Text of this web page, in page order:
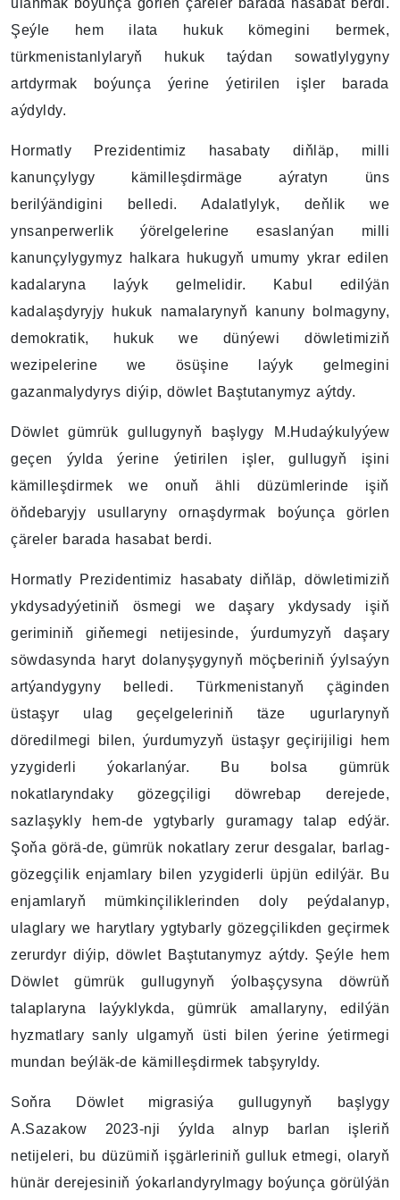
Şeýle hem ilata hukuk kömegini bermek,
türkmenistanlylaryň hukuk taýdan sowatlylygyny
artdyrmak boýunça ýerine ýetirilen işler barada
aýdyldy.
Hormatly Prezidentimiz hasabaty diňläp, milli
kanunçylygy kämilleşdirmäge aýratyn üns
berilýändigini belledi. Adalatlylyk, deňlik we
ynsanperwerlik ýörelgelerine esaslanýan milli
kanunçylygymyz halkara hukugyň umumy ykrar edilen
kadalaryna laýyk gelmelidir. Kabul edilýän
kadalaşdyryjy hukuk namalarynyň kanuny bolmagyny,
demokratik, hukuk we dünýewi döwletimiziň
wezipelerine we ösüşine laýyk gelmegini
gazanmalydyrys diýip, döwlet Baştutanymyz aýtdy.
Döwlet gümrük gullugynyň başlygy M.Hudaýkulyýew
geçen ýylda ýerine ýetirilen işler, gullugyň işini
kämilleşdirmek we onuň ähli düzümlerinde işiň
öňdebaryjy usullaryny ornaşdyrmak boýunça görlen
çäreler barada hasabat berdi.
Hormatly Prezidentimiz hasabaty diňläp, döwletimiziň
ykdysadyýetiniň ösmegi we daşary ykdysady işiň
geriminiň giňemegi netijesinde, ýurdumyzyň daşary
söwdasynda haryt dolanyşygynyň möçberiniň ýylsaýyn
artýandygyny belledi. Türkmenistanyň çäginden
üstaşyr ulag geçelgeleriniň täze ugurlarynyň
döredilmegi bilen, ýurdumyzyň üstaşyr geçirijiligi hem
yzygiderli ýokarlanýar. Bu bolsa gümrük
nokatlaryndaky gözegçiligi döwrebap derejede,
sazlaşykly hem-de ygtybarly guramagy talap edýär.
Şoňa görä-de, gümrük nokatlary zerur desgalar, barlag-
gözegçilik enjamlary bilen yzygiderli üpjün edilýär. Bu
enjamlaryň mümkinçiliklerinden doly peýdalanyp,
ulaglary we harytlary ygtybarly gözegçilikden geçirmek
zerurdyr diýip, döwlet Baştutanymyz aýtdy. Şeýle hem
Döwlet gümrük gullugynyň ýolbaşçysyna döwrüň
talaplaryna laýyklykda, gümrük amallaryny, edilýän
hyzmatlary sanly ulgamyň üsti bilen ýerine ýetirmegi
mundan beýläk-de kämilleşdirmek tabşyryldy.
Soňra Döwlet migrasiýa gullugynyň başlygy
A.Sazakow 2023-nji ýylda alnyp barlan işleriň
netijeleri, bu düzümiň işgärleriniň gulluk etmegi, olaryň
hünär derejesiniň ýokarlandyrylmagy boýunça görülýän